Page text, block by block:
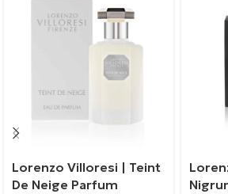
Lorenzo Villoresi | Teint
De Neige Parfum